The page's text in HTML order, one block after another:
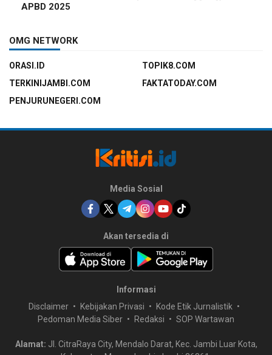
APBD 2025
OMG NETWORK
ORASI.ID
TOPIK8.COM
TERKINIJAMBI.COM
FAKTATODAY.COM
PENJURUNEGERI.COM
Media Sosial
Akan tersedia di
Informasi
Disclaimer
Kebijakan Privasi
Kode Etik Jurnalistik
Pedoman Media Siber
Redaksi SOP Wartawan
Alamat: Jl. CitraRaya City, Mendalo Darat, Kec. Jambi Luar Kota,